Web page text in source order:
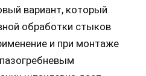
вариант, который
обработки стыков
и при монтаже